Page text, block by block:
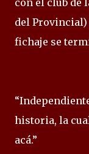
con el club de
del Provincial)
fichaje se
historia, la
acá.”